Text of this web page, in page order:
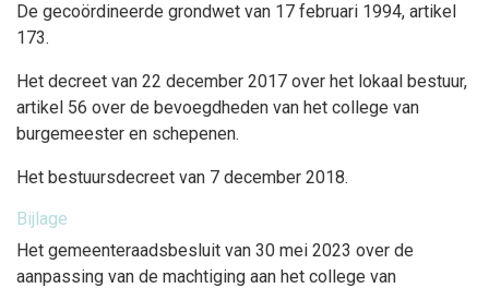
De gecoördineerde grondwet van 17 februari 1994, artikel
173.
Het decreet van 22 december 2017 over het lokaal bestuur,
artikel 56 over de bevoegdheden van het college van
burgemeester en schepenen.
Het bestuursdecreet van 7 december 2018.
Bijlage
Het gemeenteraadsbesluit van 30 mei 2023 over de
aanpassing van de machtiging aan het college van